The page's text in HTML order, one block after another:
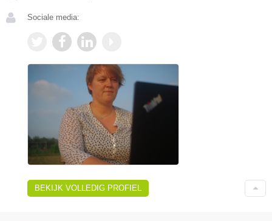
Sociale media:
BEKIJK VOLLEDIG PROFIEL